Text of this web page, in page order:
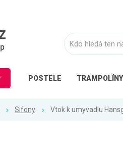
POSTELE TRAMPOLÍNY
Sifony Vtok k umyvadlu